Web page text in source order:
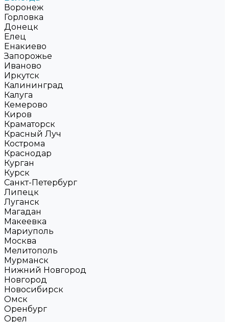
Воронеж
Горловка
Донецк
Елец
Енакиево
Запорожье
Иваново
Иркутск
Калининград
Калуга
Кемерово
Киров
Краматорск
Красный Луч
Кострома
Краснодар
Курган
Курск
Санкт-Петербург
Липецк
Луганск
Магадан
Макеевка
Мариуполь
Москва
Мелитополь
Мурманск
Нижний Новгород
Новгород
Новосибирск
Омск
Оренбург
Орел